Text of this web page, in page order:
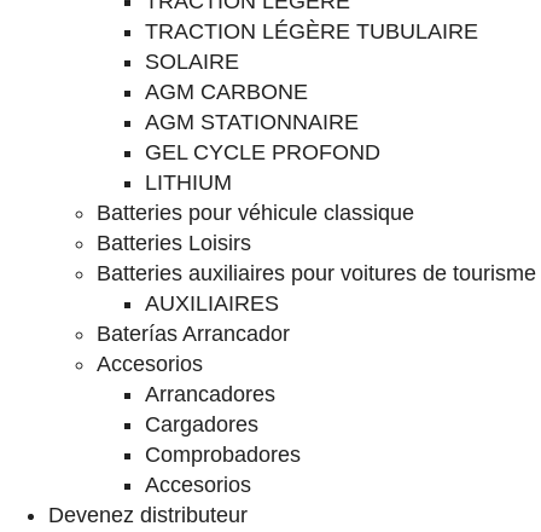
TRACTION LÉGÈRE TUBULAIRE
SOLAIRE
AGM CARBONE
AGM STATIONNAIRE
GEL CYCLE PROFOND
LITHIUM
Batteries pour véhicule classique
Batteries Loisirs
Batteries auxiliaires pour voitures de tourisme
AUXILIAIRES
Baterías Arrancador
Accesorios
Arrancadores
Cargadores
Comprobadores
Accesorios
Devenez distributeur